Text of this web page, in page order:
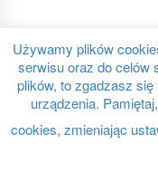
Używamy plików
serwisu oraz do celów
plików, to zgadzasz
urządzenia.
cookies, zmieniając